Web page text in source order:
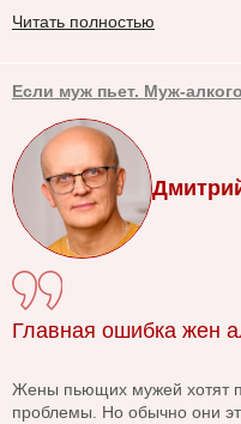
Читать полностью
Если муж пьет. Муж-
Главная ошибка жен
Жены пьющих мужей хотят
проблемы. Но обычно они